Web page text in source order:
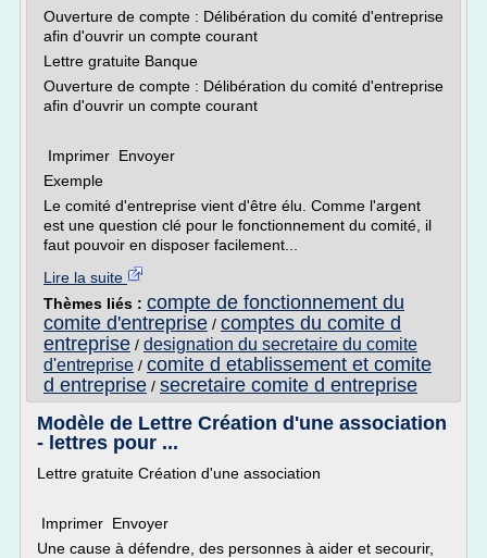
Ouverture de compte : Délibération du comité d'entreprise
afin d'ouvrir un compte courant
Lettre gratuite Banque
Ouverture de compte : Délibération du comité d'entreprise
afin d'ouvrir un compte courant
Imprimer Envoyer
Exemple
Le comité d'entreprise vient d'être élu. Comme l'argent
est une question clé pour le fonctionnement du comité, il
faut pouvoir en disposer facilement...
Lire la suite
Thèmes liés : compte de fonctionnement du
comite d'entreprise / comptes du comite d
entreprise / designation du secretaire du comite
d'entreprise / comite d etablissement et comite
d entreprise / secretaire comite d entreprise
Modèle de Lettre Création d'une association
- lettres pour ...
Lettre gratuite Création d'une association
Imprimer Envoyer
Une cause à défendre, des personnes à aider et secourir,